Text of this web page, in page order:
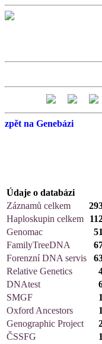
zpět na Genebázi
Údaje o databázi
Záznamů celkem
Haploskupin celkem
Genomac
51
FamilyTreeDNA
Forenzní DNA servis
Relative Genetics
DNAtest
SMGF
1
Oxford Ancestors
1
Genographic Project
ČSSFG
1